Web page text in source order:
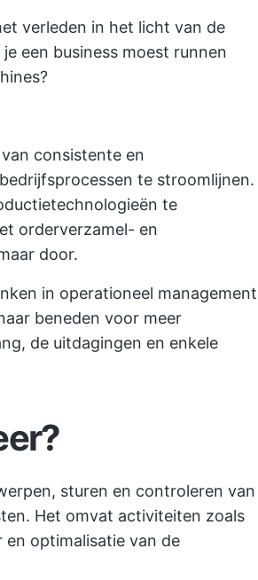
verleden in het licht van de
een business moest runnen
consistente en
te stroomlijnen.
te
orderverzamel- en
door.
in operationeel management
beneden voor meer
de uitdagingen en enkele
sturen en controleren van
Het omvat activiteiten zoals
optimalisatie van de